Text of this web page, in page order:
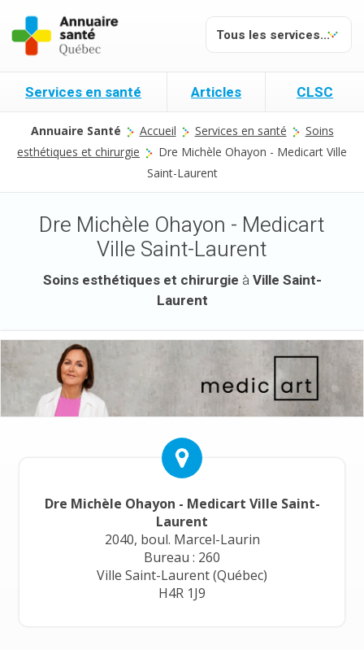
Services en santé Articles CLSC
Annuaire Santé Accueil Services en santé
Soins
esthétiques et chirurgie
Dre Michèle Ohayon - Medicart Ville
Saint-Laurent
Dre Michèle Ohayon - Medicart
Ville Saint-Laurent
Soins esthétiques et chirurgie àVille Saint-
Laurent
Dre Michèle Ohayon - Medicart Ville Saint-
Laurent
2040, boul. Marcel-Laurin
Bureau : 260
Ville Saint-Laurent (Québec)
H4R 1J9